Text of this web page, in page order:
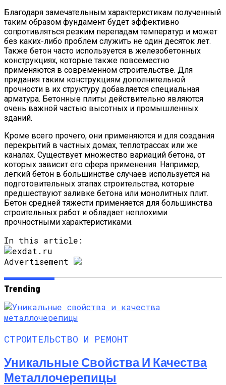
Благодаря замечательным характеристикам полученный
таким образом фундамент будет эффективно
сопротивляться резким перепадам температур и может
без каких-либо проблем служить не один десяток лет.
Также бетон часто используется в железобетонных
конструкциях, которые также повсеместно
применяются в современном строительстве. Для
придания таким конструкциям дополнительной
прочности в их структуру добавляется специальная
арматура. Бетонные плиты действительно являются
очень важной частью высотных и промышленных
зданий.
Кроме всего прочего, они применяются и для создания
перекрытий в частных домах, теплотрассах или же
каналах. Существует множество вариаций бетона, от
которых зависит его сфера применения. Например,
легкий бетон в большинстве случаев используется на
подготовительных этапах строительства, которые
предшествуют заливке бетона или монолитных плит.
Бетон средней тяжести применяется для большинства
строительных работ и обладает неплохими
прочностными характеристиками.
In this article:
Advertisement
Trending
СТРОИТЕЛЬСТВО И РЕМОНТ
Уникальные Свойства И Качества
Металлочерепицы